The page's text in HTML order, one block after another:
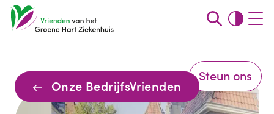
Steun ons
Onze BedrijfsVrienden